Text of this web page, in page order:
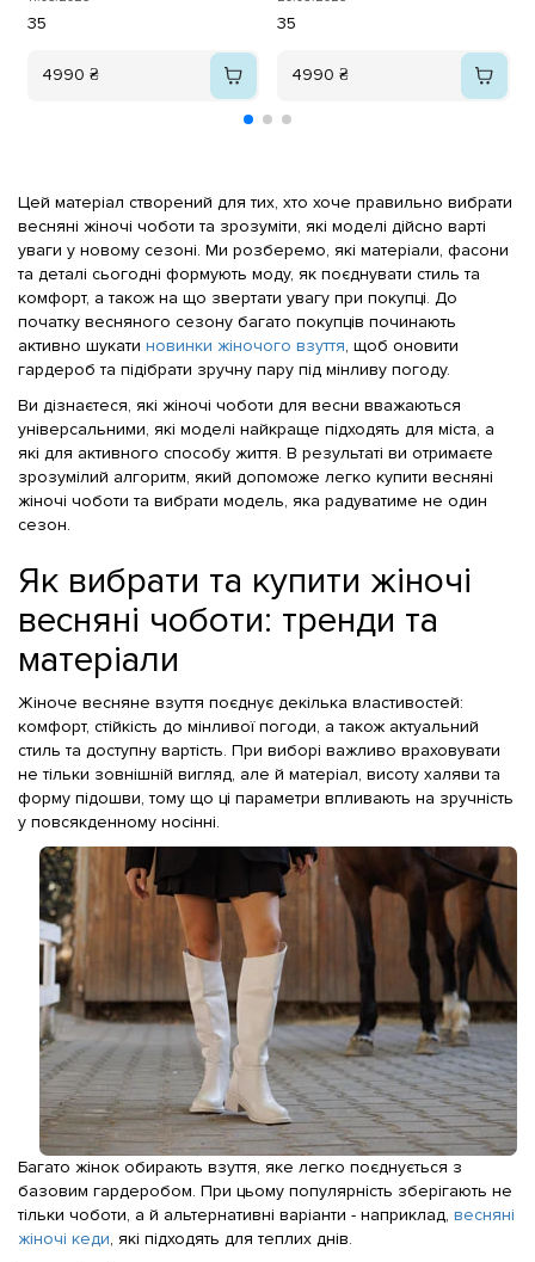
35
4990 ₴
35
4990 ₴
Цей матеріал створений для тих, хто хоче правильно вибрати
весняні жіночі чоботи та зрозуміти, які моделі дійсно варті
уваги у новому сезоні. Ми розберемо, які матеріали, фасони
та деталі сьогодні формують моду, як поєднувати стиль та
комфорт, а також на що звертати увагу при покупці. До
початку весняного сезону багато покупців починають
активно шукати новинки жіночого взуття, щоб оновити
гардероб та підібрати зручну пару під мінливу погоду.
Ви дізнаєтеся, які жіночі чоботи для весни вважаються
універсальними, які моделі найкраще підходять для міста, а
які для активного способу життя. В результаті ви отримаєте
зрозумілий алгоритм, який допоможе легко купити весняні
жіночі чоботи та вибрати модель, яка радуватиме не один
сезон.
Як вибрати та купити жіночі
весняні чоботи: тренди та
матеріали
Жіноче весняне взуття поєднує декілька властивостей:
комфорт, стійкість до мінливої погоди, а також актуальний
стиль та доступну вартість. При виборі важливо враховувати
не тільки зовнішній вигляд, але й матеріал, висоту халяви та
форму підошви, тому що ці параметри впливають на зручність
у повсякденному носінні.
Багато жінок обирають взуття, яке легко поєднується з
базовим гардеробом. При цьому популярність зберігають не
тільки чоботи, а й альтернативні варіанти - наприклад, весняні
жіночі кеди, які підходять для теплих днів.